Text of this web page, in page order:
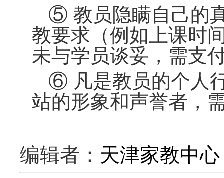
⑤ 教员隐瞒自己的
教要求（例如上课时
未与学员谈妥， 需支
⑥ 凡是教员的个人
站的形象和声誉者，
编辑者： 天津家教中心